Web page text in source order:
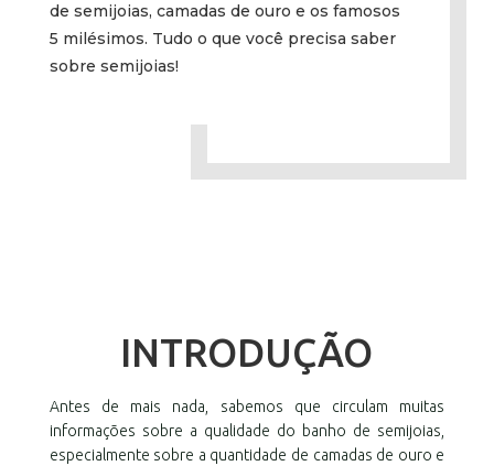
de semijoias, camadas de ouro e os famosos
5 milésimos. Tudo o que você precisa saber
sobre semijoias!
INTRODUÇÃO
Antes de mais nada, sabemos que circulam muitas
informações sobre a qualidade do banho de semijoias,
especialmente sobre a quantidade de camadas de ouro e